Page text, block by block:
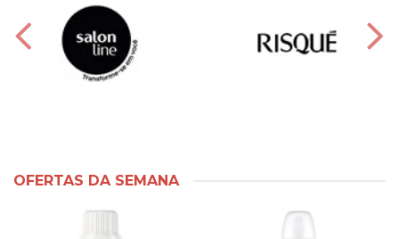
OFERTAS DA SEMANA